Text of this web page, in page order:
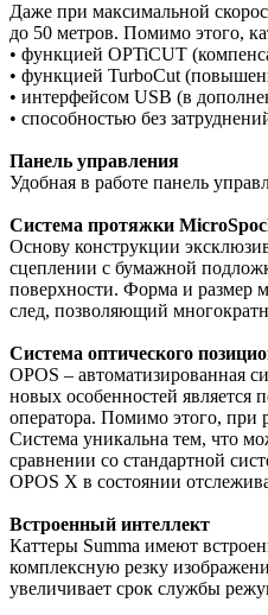
Даже при максимальной
до 50 метров. Помимо этого,
• функцией OPTiCUT
• функцией TurboCut
• интерфейсом USB (в
• способностью без
Панель управления
Удобная в работе панель
Система протяжки
Основу конструкции
сцеплении с бумажной
поверхности. Форма и размер
след, позволяющий
Система оптического
OPOS – автоматизированная
новых особенностей является
оператора. Помимо этого, при
Система уникальна тем, что
сравнении со стандартной
OPOS X в состоянии
Встроенный интеллект
Каттеры Summa имеют
комплексную резку
увеличивает срок службы